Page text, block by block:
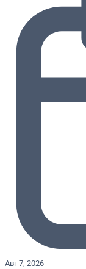
Авг 7, 2026